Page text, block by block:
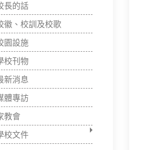
長的話
徽、校訓及校歌
園設施
校刊物
新消息
體專訪
教會
校文件